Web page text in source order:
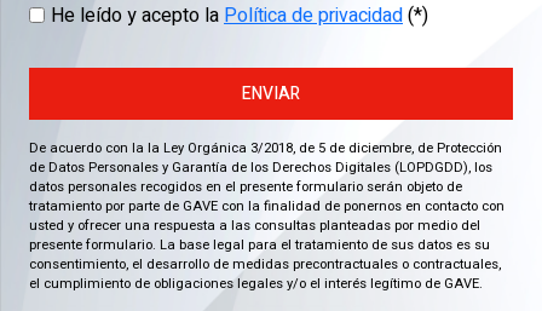
He leído y acepto laPolítica de privacidad(*)
ENVIAR
De acuerdo con la la Ley Orgánica 3/2018, de 5 de diciembre, de Protección
de Datos Personales y Garantía de los Derechos Digitales (LOPDGDD), los
datos personales recogidos en el presente formulario serán objeto de
tratamiento por parte de GAVE con la finalidad de ponernos en contacto con
usted y ofrecer una respuesta a las consultas planteadas por medio del
presente formulario. La base legal para el tratamiento de sus datos es su
consentimiento, el desarrollo de medidas precontractuales o contractuales,
el cumplimiento de obligaciones legales y/o el interés legítimo de GAVE.